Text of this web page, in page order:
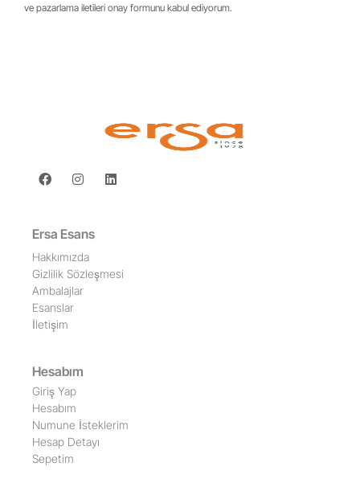
ve pazarlama iletileri onay formunu kabul ediyorum.
Ersa Esans
Hakkımızda
Gizlilik Sözleşmesi
Ambalajlar
Esanslar
İletişim
Hesabım
Giriş Yap
Hesabım
Numune İsteklerim
Hesap Detayı
Sepetim